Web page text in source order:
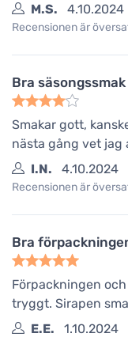
M.S.
4.10.2024
Recensionen är
Bra säsongssmak
Smakar gott,
nästa gång vet jag
I.N.
4.10.2024
Recensionen är
Bra
Förpackningen
tryggt. Sirapen
E.E.
1.10.2024